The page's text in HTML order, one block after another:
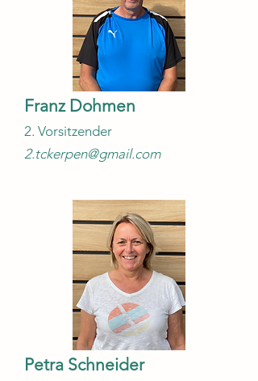
Franz Dohmen
2. Vorsitzender
2.tckerpen@gmail.com
Petra Schneider